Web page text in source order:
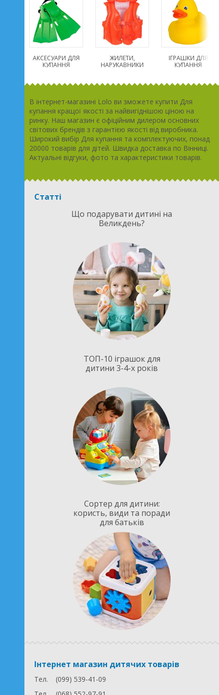
АКСЕСУАРИ ДЛЯ
КУПАННЯ
ЖИЛЕТИ,
НАРУКАВНИКИ
ІГРАШКИ ДЛЯ
КУПАННЯ
В інтернет-магазині Lolo ви зможете купити Для
купання кращої якості за найвигіднішою ціною на
ринку. Наш магазин є офіційним дилером основних
світових брендів з гарантією якості від виробника.
Широкий вибір Для купання та комплектуючих, понад
20000 товарів для дітей. Швидка доставка по Вінниці.
Актуальні відгуки, фото та характеристики товарів.
Статті
Що подарувати дитині на
Великдень?
ТОП-10 іграшок для
дитини 3-4-х років
Сортер для дитини:
користь, види та поради
для батьків
Інтернет магазин дитячих товарів
Тел.
(099) 539-41-09